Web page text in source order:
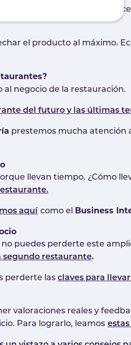
y ser
el producto al máximo.
al negocio de la restauración.
del futuro y las últimas
prestemos mucha atención
llevan tiempo. ¿Cómo
aquí como el Business
puedes perderte este
segundo restaurante.
perderte las claves para
valoraciones reales y
Para lograrlo, leamos estas